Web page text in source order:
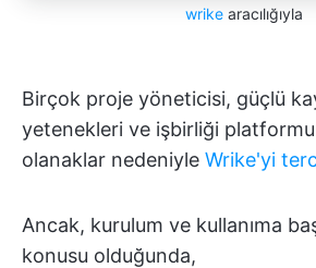
wrike aracılığıyla
Birçok proje yöneticisi, güçlü
yetenekleri ve işbirliği
olanaklar nedeniyle Wrike'yi
Ancak, kurulum ve kullanıma
konusu olduğunda,